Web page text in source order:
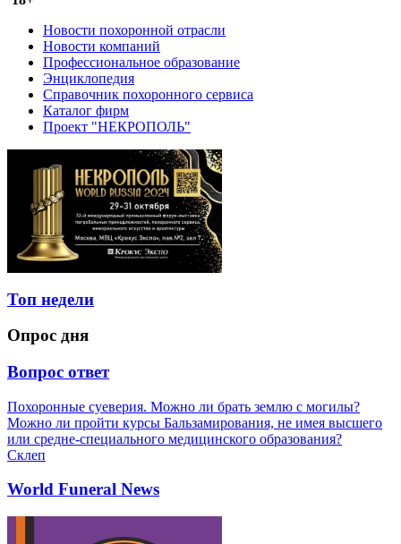
Новости похоронной отрасли
Новости компаний
Профессиональное образование
Энциклопедия
Справочник похоронного сервиса
Каталог фирм
Проект "НЕКРОПОЛЬ"
Топ недели
Опрос дня
Вопрос ответ
Похоронные суеверия. Можно ли брать землю с могилы?
Можно ли пройти курсы Бальзамирования, не имея высшего
или средне-специального медицинского образования?
Склеп
World Funeral News